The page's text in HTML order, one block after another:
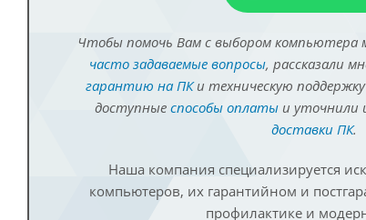
Чтобы помочь Вам с выбором компьютера
часто задаваемые вопросы, рассказали
гарантию на ПКи техническую
доступные способы оплатыи уточнили
доставки ПК.
Наша компания специализируется
компьютеров, их гарантийном и
профилактике и